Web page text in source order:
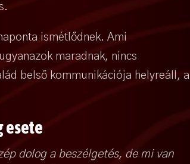
ismétlődnek. Ami
maradnak, nincs
belső kommunikációja helyreáll, a
esete
dolog a beszélgetés, de mi van